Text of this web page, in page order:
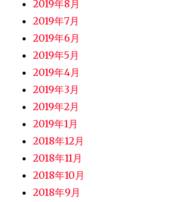
2019年8月
2019年7月
2019年6月
2019年5月
2019年4月
2019年3月
2019年2月
2019年1月
2018年12月
2018年11月
2018年10月
2018年9月